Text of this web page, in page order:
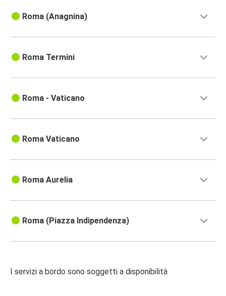
Roma (Anagnina)
Roma Termini
Roma - Vaticano
Roma Vaticano
Roma Aurelia
Roma (Piazza Indipendenza)
I servizi a bordo sono soggetti a disponibilità